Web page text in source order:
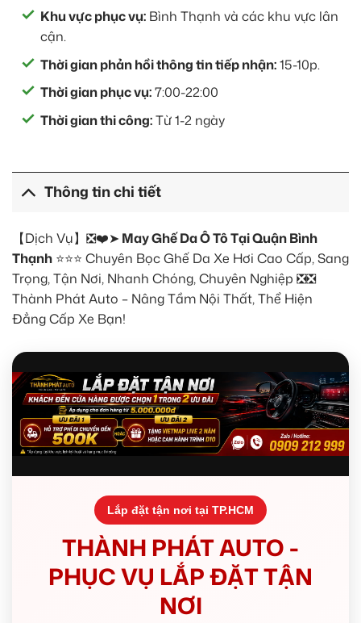
Khu vực phục vụ: Bình Thạnh và các khu vực lân
cận.
Thời gian phản hồi thông tin tiếp nhận:15-10p.
Thời gian phục vụ:7:00-22:00
Thời gian thi công:Từ 1-2 ngày
Thông tin chi tiết
【Dịch Vụ】❎❤️➤ May Ghế Da Ô Tô Tại Quận Bình
Thạnh ⭐⭐⭐ Chuyên Bọc Ghế Da Xe Hơi Cao Cấp, Sang
Trọng, Tận Nơi, Nhanh Chóng, Chuyên Nghiệp ❎❎
Thành Phát Auto – Nâng Tầm Nội Thất, Thể Hiện
Đẳng Cấp Xe Bạn!
Lắp đặt tận nơi tại TP.HCM
THÀNH PHÁT AUTO -
PHỤC VỤ LẮP ĐẶT TẬN
NƠI